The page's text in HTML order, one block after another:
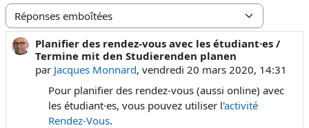
Type d’affichage
Planifier des rendez-vous avec les étudiant·es /
Termine mit den Studierenden planen
par Jacques Monnard,vendredi 20 mars 2020, 14:31
Nombre de réponses : 0
Pour planifier des rendez-vous (aussi online) avec
les étudiant·es, vous pouvez utiliser l'activité
Rendez-Vous.